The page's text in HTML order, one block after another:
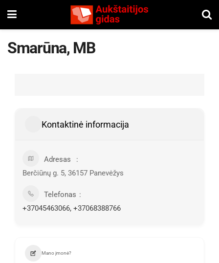
Smarūna, MB
Kontaktinė informacija
Adresas
Berčiūnų g. 5, 36157 Panevėžys
Telefonas
+37045463066, +37068388766
Mano įmonė?